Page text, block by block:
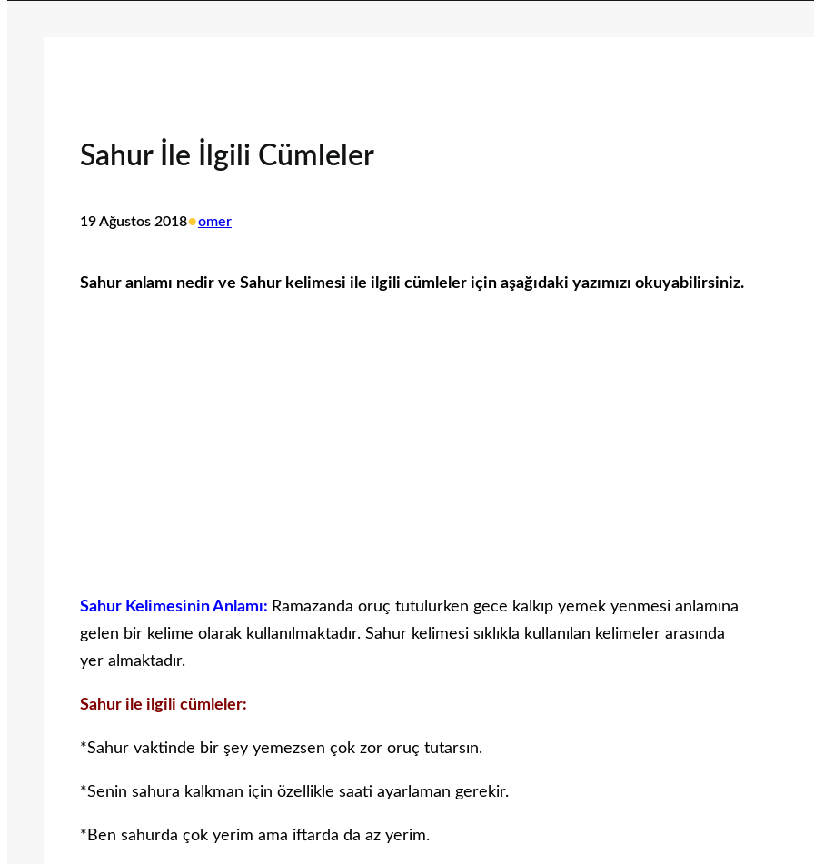
Sahur İle İlgili Cümleler
19 Ağustos 2018•omer
Sahur anlamı nedir ve Sahur kelimesi ile ilgili cümleler için aşağıdaki yazımızı okuyabilirsiniz.
Sahur Kelimesinin Anlamı: Ramazanda oruç tutulurken gece kalkıp yemek yenmesi anlamına
gelen bir kelime olarak kullanılmaktadır. Sahur kelimesi sıklıkla kullanılan kelimeler arasında
yer almaktadır.
Sahur ile ilgili cümleler:
*Sahur vaktinde bir şey yemezsen çok zor oruç tutarsın.
*Senin sahura kalkman için özellikle saati ayarlaman gerekir.
*Ben sahurda çok yerim ama iftarda da az yerim.